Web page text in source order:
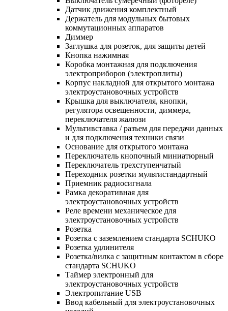
Датчик движения комплектный
Держатель для модульных бытовых
коммутационных аппаратов
Диммер
Заглушка для розеток, для защиты детей
Кнопка нажимная
Коробка монтажная для подключения
электроприборов (электроплиты)
Корпус накладной для открытого монтажа
электроустановочных устройств
Крышка для выключателя, кнопки,
регулятора освещенности, диммера,
переключателя жалюзи
Мультивставка / разъем для передачи данных
и для подключения техники связи
Основание для открытого монтажа
Переключатель кнопочный миниатюрный
Переключатель трехступенчатый
Переходник розетки мультистандартный
Приемник радиосигнала
Рамка декоративная для
электроустановочных устройств
Реле времени механическое для
электроустановочных устройств
Розетка
Розетка с заземлением стандарта SCHUKO
Розетка удлинителя
Розетка/вилка с защитным контактом в сборе
стандарта SCHUKO
Таймер электронный для
электроустановочных устройств
Электропитание USB
Ввод кабельный для электроустановочных